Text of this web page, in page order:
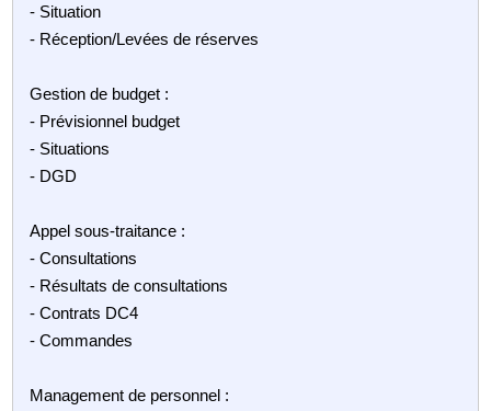
- Situation
- Réception/Levées de réserves
Gestion de budget :
- Prévisionnel budget
- Situations
- DGD
Appel sous-traitance :
- Consultations
- Résultats de consultations
- Contrats DC4
- Commandes
Management de personnel :